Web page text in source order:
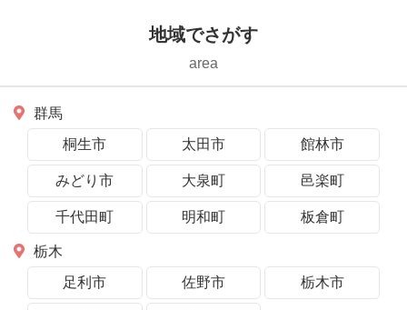
地域でさがす
area
群馬
桐生市
太田市 館林市
みどり市 大泉町 邑楽町
千代田町 明和町 板倉町
栃木
足利市
佐野市 栃木市